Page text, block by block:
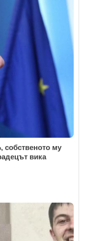
собственото му
вика